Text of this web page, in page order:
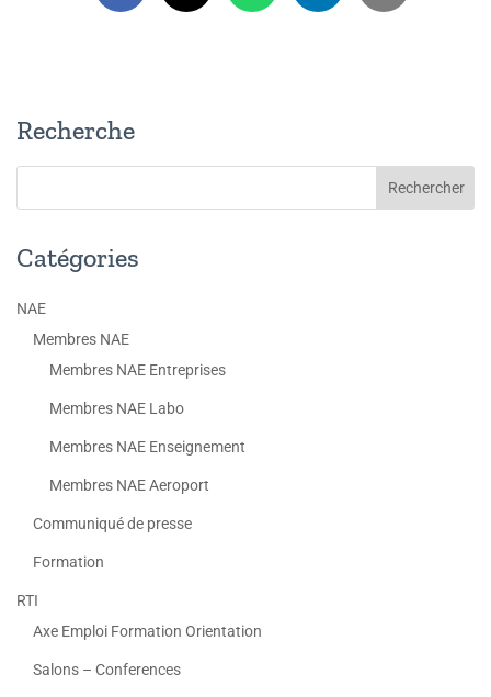
Recherche
Catégories
NAE
Membres NAE
Membres NAE Entreprises
Membres NAE Labo
Membres NAE Enseignement
Membres NAE Aeroport
Communiqué de presse
Formation
RTI
Axe Emploi Formation Orientation
Salons – Conferences